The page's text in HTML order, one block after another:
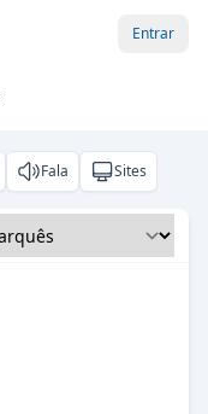
Entrar
Fala Sites